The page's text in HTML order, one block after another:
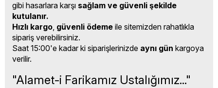
gibi hasarlara karşı sağlam ve güvenli şekilde
kutulanır.
Hızlı kargo, güvenli ödeme ile sitemizden rahatlıkla
sipariş verebilirsiniz.
Saat 15:00'e kadar ki siparişlerinizde aynı gün kargoya
verilir.
"Alamet-i Farikamız Ustalığımız..."